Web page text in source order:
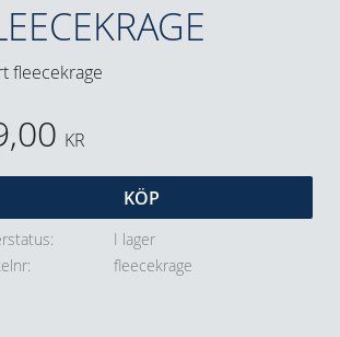
fleecekrage
KR
KÖP
I lager
fleecekrage